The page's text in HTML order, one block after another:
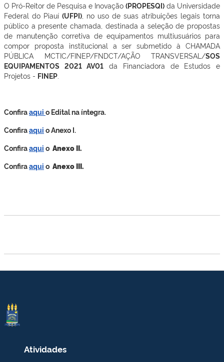
O Pró-Reitor de Pesquisa e Inovação (PROPESQI) da Universidade
Federal do Piauí (UFPI) , no uso de suas atribuições legais torna
público a presente chamada, destinada a seleção de propostas
de manutenção corretiva de equipamentos multiusuários para
compor proposta institucional a ser submetido à CHAMADA
PÚBLICA MCTIC/FINEP/FNDCT/AÇÃO TRANSVERSAL/SOS
EQUIPAMENTOS 2021 AV01 da Financiadora de Estudos e
Projetos - FINEP
Confiraaqui o Edital na íntegra.
Confiraaqui o Anexo I.
Confiraaqui o Anexo II.
Confiraaqui o Anexo III.
Atividades